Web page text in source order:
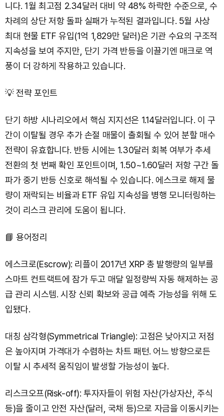
니다. 1월 최고점 2.34달러 대비 약 48% 하락한 수준으로, 수
차례의 상단 저항 돌파 실패가 누적된 결과입니다. 5월 사상
최대 현물 ETF 유입(1억 1,829만 달러)은 기관 수요의 구조적
지속성을 보여 주지만, 단기 가격 반등을 이끌기엔 매크로 역
풍이 더 강하게 작용하고 있습니다.
💡 전략 포인트
단기 하방 시나리오에서 핵심 지지선은 1.14달러입니다. 이 구
간이 이탈될 경우 추가 손절 매물이 출회될 수 있어 분할 매수
전략이 유효합니다. 반등 시에는 1.30달러 회복 여부가 추세
전환의 첫 번째 확인 포인트이며, 1.50~1.60달러 저항 구간 돌
파가 중기 반등 신호로 해석될 수 있습니다. 에스크로 해제 물
량이 재락되는 비율과 ETF 유입 지속성을 병행 모니터링하는
것이 리스크 관리에 도움이 됩니다.
📘 용어정리
에스크로(Escrow): 리플이 2017년 XRP 총 발행량의 일부를
스마트 컨트랙트에 잠가 두고 매달 일정량씩 자동 해제하는 공
급 관리 시스템. 시장 신뢰 확보와 공급 예측 가능성을 위해 도
입됐다.
대칭 삼각형(Symmetrical Triangle): 고점은 낮아지고 저점
은 높아지며 가격대가 수렴하는 차트 패턴. 어느 방향으로든
이탈 시 추세적 움직임이 발생할 가능성이 높다.
리스크오프(Risk-off): 투자자들이 위험 자산(가상자산, 주식
등)을 줄이고 안전 자산(달러, 국채 등)으로 자금을 이동시키는